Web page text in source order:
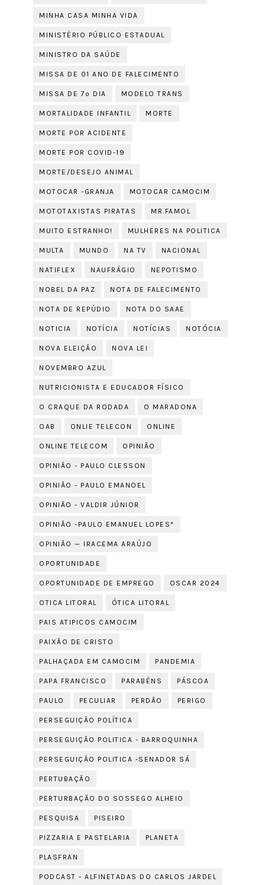
MINHA CASA MINHA VIDA
MINISTÉRIO PÚBLICO ESTADUAL
MINISTRO DA SAÚDE
MISSA DE 01 ANO DE FALECIMENTO
MISSA DE 7º DIA MODELO TRANS
MORTALIDADE INFANTIL MORTE
MORTE POR ACIDENTE
MORTE POR COVID-19
MORTE/DESEJO ANIMAL
MOTOCAR -GRANJA MOTOCAR CAMOCIM
MOTOTAXISTAS PIRATAS MR.FAMOL
MUITO ESTRANHO! MULHERES NA POLITICA
MULTA MUNDO NA TV NACIONAL
NATIFLEX NAUFRÁGIO NEPOTISMO
NOBEL DA PAZ NOTA DE FALECIMENTO
NOTA DE REPÚDIO NOTA DO SAAE
NOTICIA NOTÍCIA NOTÍCIAS NOTÓCIA
NOVA ELEIÇÃO NOVA LEI
NOVEMBRO AZUL
NUTRICIONISTA E EDUCADOR FÍSICO
O CRAQUE DA RODADA O MARADONA
OAB ONLIE TELECON ONLINE
ONLINE TELECOM OPINIÃO
OPINIÃO - PAULO CLESSON
OPINIÃO - PAULO EMANOEL
OPINIÃO - VALDIR JÚNIOR
OPINIÃO -PAULO EMANUEL LOPES*
OPINIÃO — IRACEMA ARAÚJO
OPORTUNIDADE
OPORTUNIDADE DE EMPREGO OSCAR 2024
OTICA LITORAL ÓTICA LITORAL
PAIS ATIPICOS CAMOCIM
PAIXÃO DE CRISTO
PALHAÇADA EM CAMOCIM PANDEMIA
PAPA FRANCISCO PARABÉNS PÁSCOA
PAULO PECULIAR PERDÃO PERIGO
PERSEGUIÇÃO POLÍTICA
PERSEGUIÇÃO POLITICA - BARROQUINHA
PERSEGUIÇÃO POLITICA -SENADOR SÁ
PERTUBAÇÃO
PERTURBAÇÃO DO SOSSEGO ALHEIO
PESQUISA PISEIRO
PIZZARIA E PASTELARIA PLANETA
PLASFRAN
PODCAST - ALFINETADAS DO CARLOS JARDEL